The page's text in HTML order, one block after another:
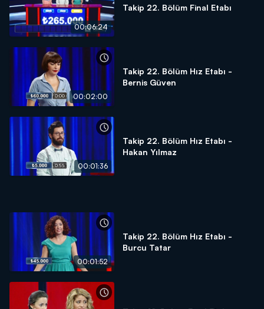
00:06:24
Takip 22. Bölüm Final Etabı
00:02:00
Takip 22. Bölüm Hız Etabı -
Bernis Güven
00:01:36
Takip 22. Bölüm Hız Etabı -
Hakan Yılmaz
00:01:52
Takip 22. Bölüm Hız Etabı -
Burcu Tatar